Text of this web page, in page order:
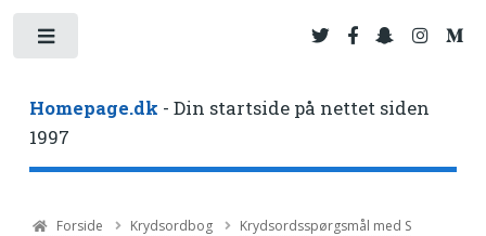
Homepage.dk - Din startside på nettet siden
1997
Forside Krydsordbog
Krydsordsspørgsmål med S